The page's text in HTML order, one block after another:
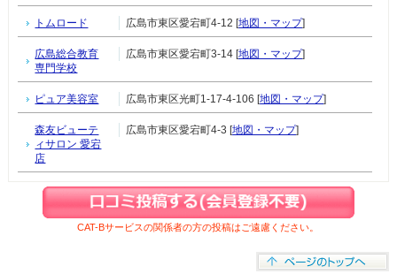
トムロード 広島市東区愛宕町4-12 [地図・マップ]
広島総合教育
専門学校
広島市東区愛宕町3-14 [地図・マップ]
ピュア美容室 広島市東区光町1-17-4-106 [地図・マップ]
森友ビューテ
ィサロン 愛宕
店
広島市東区愛宕町4-3 [地図・マップ]
CAT-Bサービスの関係者の方の投稿はご遠慮ください。